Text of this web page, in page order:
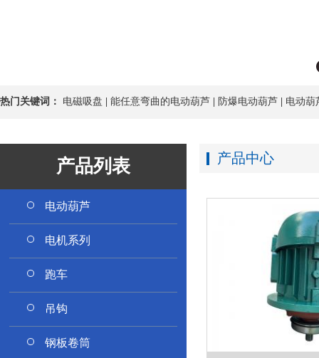
热门关键词： 电磁吸盘 能任意弯曲的电动葫芦 防爆电动葫芦 电动葫
产品列表
电动葫芦
电机系列
跑车
吊钩
钢板卷筒
产品中心